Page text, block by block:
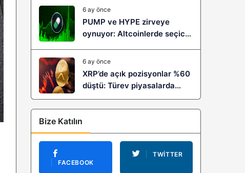
Sıçramaya Yaşayabilir!
6 ay önce
PUMP ve HYPE zirveye
oynuyor: Altcoinlerde seçici
6 ay önce
XRP’de açık pozisyonlar %60
düştü: Türev piyasalarda
kaldıraç temizliği yeni bir
trendin habercisi mi?
Bize Katılın
FACEBOOK
TWITTER